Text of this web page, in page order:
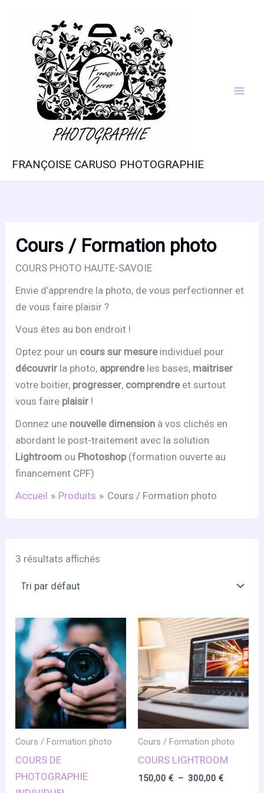
contenu
FRANÇOISE CARUSO PHOTOGRAPHIE
Cours / Formation photo
COURS PHOTO HAUTE-SAVOIE
Envie d’apprendre la photo, de vous perfectionner et
de vous faire plaisir ?
Vous êtes au bon endroit !
Optez pour un cours sur mesureindividuel pour
découvrir la photo, apprendreles bases, maitriser
votre boitier, progresser, comprendreet surtout
vous faire plaisir !
Donnez une nouvelle dimension à vos clichés en
abordant le post-traitement avec la solution
Lightroom ou Photoshop (formation ouverte au
financement CPF)
Accueil
Produits Cours / Formation photo
3 résultats affichés
Cours / Formation photo
COURS DE
PHOTOGRAPHIE
Cours / Formation photo
COURS LIGHTROOM
150,00 € – 300,00 €Plage